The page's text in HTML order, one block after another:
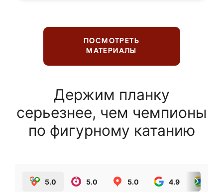
ПОСМОТРЕТЬ
МАТЕРИАЛЫ
Держим планку
серьезнее, чем чемпионы
по фигурному катанию
5.0 5.0 5.0 4.9